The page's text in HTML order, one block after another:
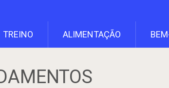
TREINO ALIMENTAÇÃO